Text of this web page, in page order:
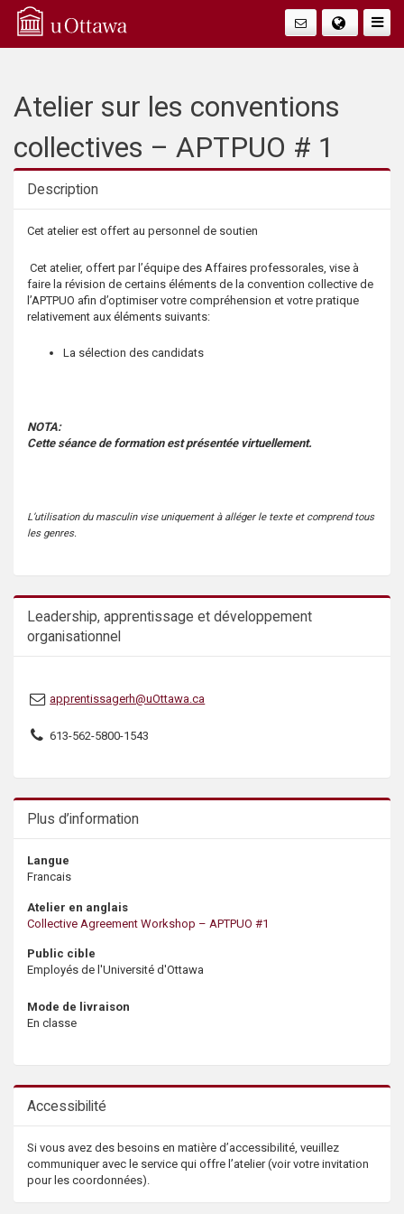
Q
Faire
Atelier sur les conventions
collectives – APTPUO # 1
Description
Description
Cet atelier est offert au personnel de soutien
Cet atelier, offert par l’équipe des Affaires professorales, vise à
faire la révision de certains éléments de la convention collective de
l’APTPUO afin d’optimiser votre compréhension et votre pratique
relativement aux éléments suivants:
La sélection des candidats
NOTA:
Cette séance de formation est présentée virtuellement.
L’utilisation du masculin vise uniquement à alléger le texte et comprend tous
les genres.
Leadership, apprentissage et développement
organisationnel
apprentissagerh@uOttawa.ca
613-562-5800-1543
Plus d’information
Langue
Francais
Atelier en anglais
Collective Agreement Workshop – APTPUO #1
Public cible
Employés de l'Université d'Ottawa
Mode de livraison
En classe
Accessibilité
Si vous avez des besoins en matière d’accessibilité, veuillez
communiquer avec le service qui offre l’atelier (voir votre invitation
pour les coordonnées).